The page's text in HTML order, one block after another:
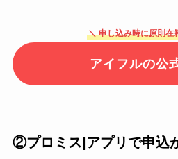
＼ 申し込み時に原則在
アイフルの公
②プロミス|アプリで申込